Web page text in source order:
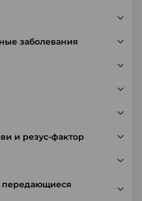
заболевания
и резус-фактор